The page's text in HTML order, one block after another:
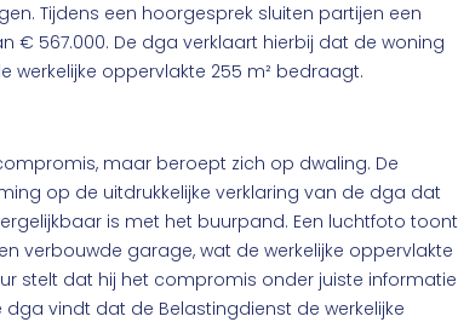
Tijdens een hoorgesprek sluiten partijen een
€ 567.000. De dga verklaart hierbij dat de woning
werkelijke oppervlakte 255 m² bedraagt.
maar beroept zich op dwaling. De
op de uitdrukkelijke verklaring van de dga dat
is met het buurpand. Een luchtfoto toont
verbouwde garage, wat de werkelijke oppervlakte
stelt dat hij het compromis onder juiste informatie
vindt dat de Belastingdienst de werkelijke